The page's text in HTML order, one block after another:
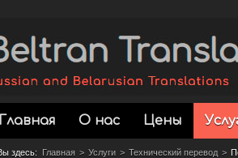
Главная О нас Цены
здесь: Главная > Услуги > Технический перевод >